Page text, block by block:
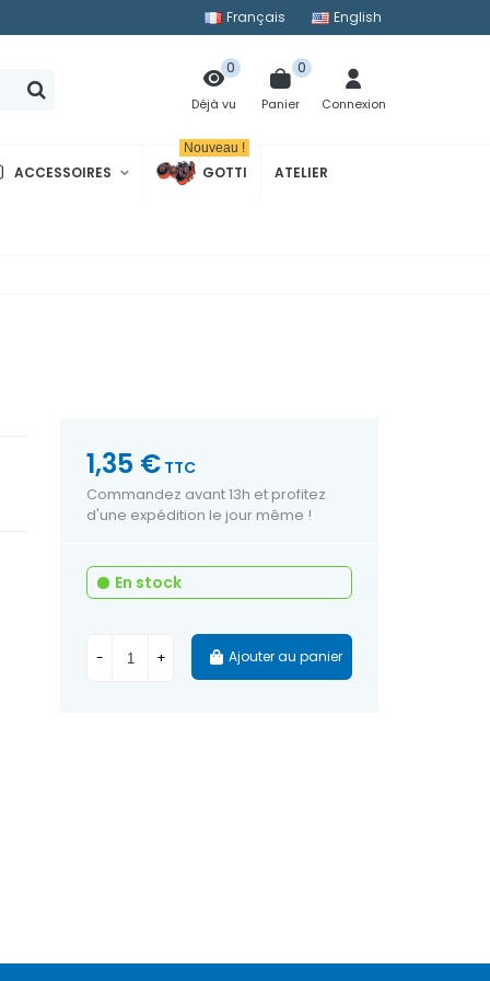
Français English
Déjà vu
0
Panier
0
Connexion
ACCESSOIRES GOTTI
Nouveau !
ATELIER
1,35 € TTC
Commandez avant 13h et profitez
d'une expédition le jour même !
En stock
- + Ajouter au panier